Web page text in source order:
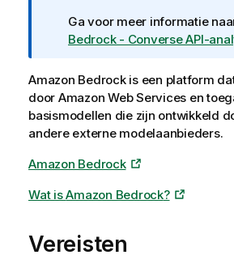
Ga voor meer informatie
Bedrock - Converse API-
Amazon Bedrockis een platform
door Amazon Web Services en
basismodellen die zijn ontwikkeld
andere externe modelaanbieders.
Amazon Bedrock
Wat isAmazon Bedrock?
Vereisten